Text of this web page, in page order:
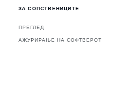
ЗА СОПСТВЕНИЦИТЕ
ПРЕГЛЕД
АЖУРИРАЊЕ НА СОФТВЕРОТ